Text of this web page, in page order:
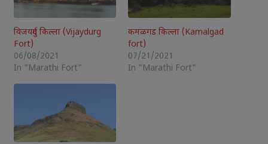
विजयदुर्ग किल्ला (Vijaydurg
Fort)
06/08/2021
In "Marathi Fort"
कमळगड किल्ला (Kamalgad
fort)
07/21/2021
In "Marathi Fort"